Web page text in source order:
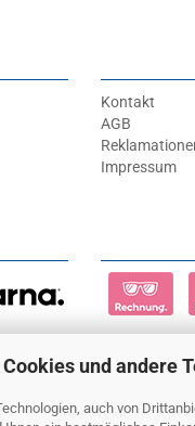
und andere
auch von
Kontakt
AGB
Impressum
Alle Preise